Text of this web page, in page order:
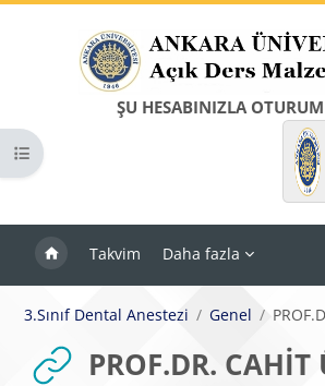
ŞU HESABINIZLA
Takvim Daha fazla
Kurs dizinini aç
3.Sınıf Dental Anestezi Genel
PROF.DR. CAHİT